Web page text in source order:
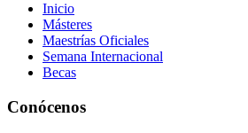
Inicio
Másteres
Maestrías Oficiales
Semana Internacional
Becas
Conócenos